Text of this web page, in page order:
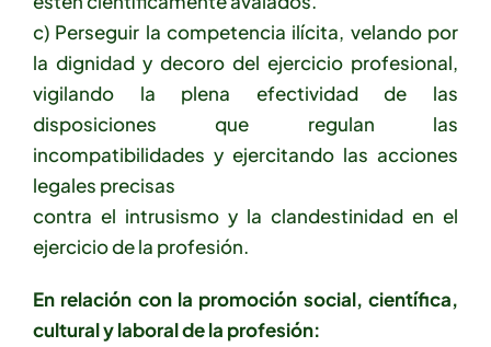
c) Perseguir la competencia ilícita, velando por
la dignidad y decoro del ejercicio profesional,
vigilando la plena efectividad de las
disposiciones que regulan las
incompatibilidades y ejercitando las acciones
legales precisas
contra el intrusismo y la clandestinidad en el
ejercicio de la profesión.
En relación con la promoción social, científica,
cultural y laboral de la profesión: